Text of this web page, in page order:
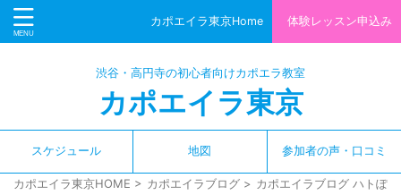
カポエイラ東京Home 体験レッスン申込み
渋谷・高円寺の初心者向けカポエラ教室
カポエイラ東京
スケジュール 地図 参加者の声・口コミ
カポエイラ東京HOME > カポエイラブログ > カポエイラブログ ハトぽ